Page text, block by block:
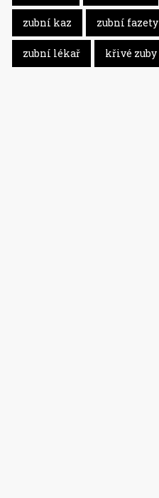
zubní kaz zubní fazety
zubní lékař křivé zuby